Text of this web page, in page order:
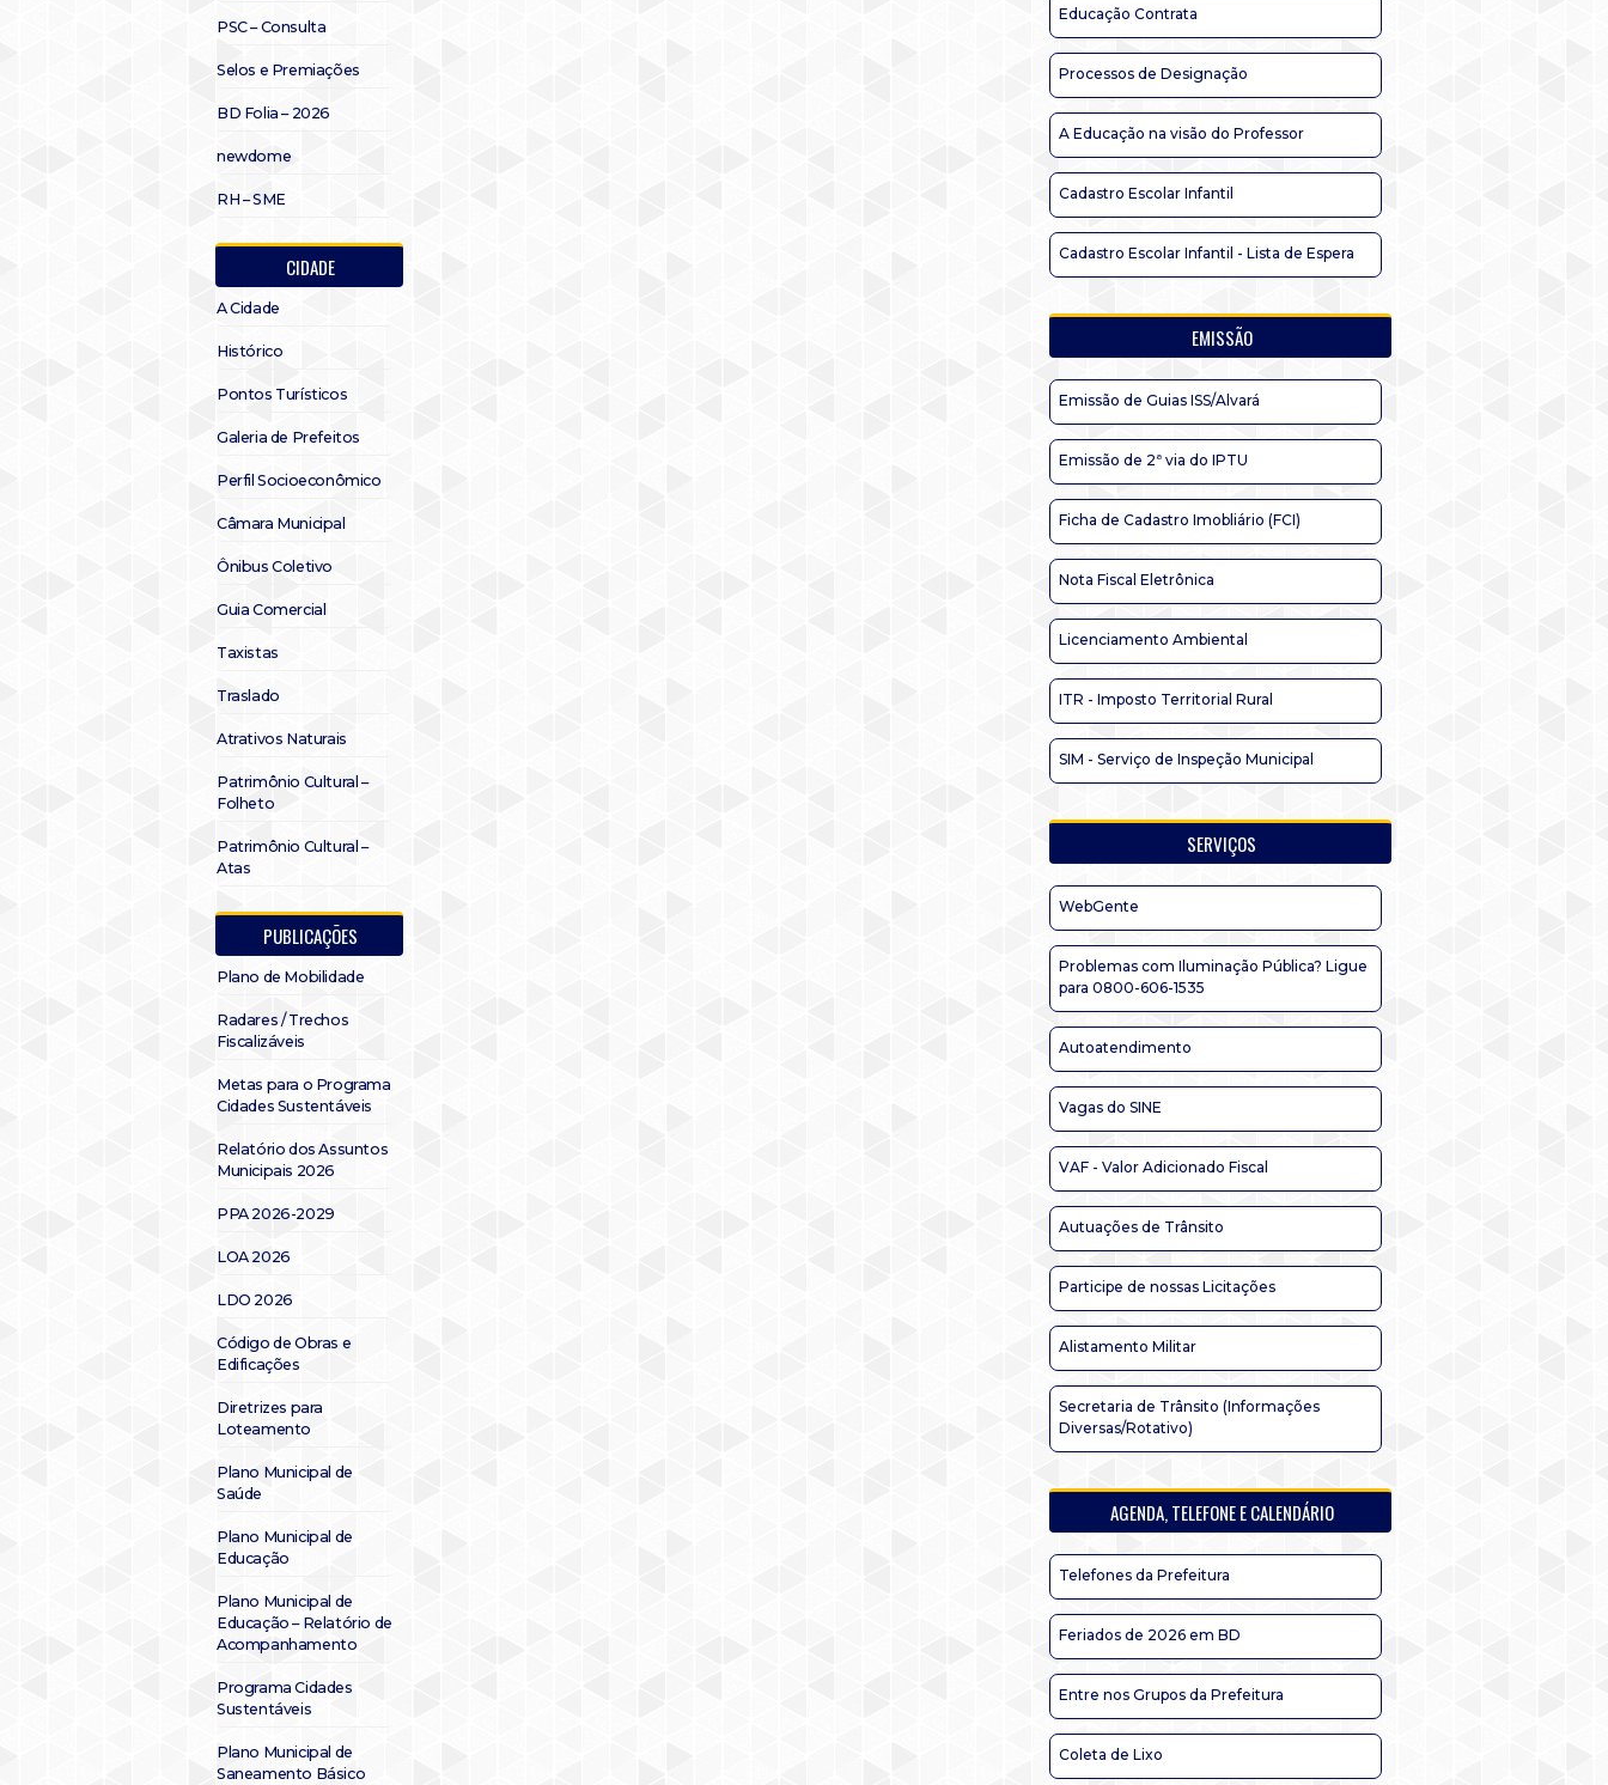
PSC – Consulta
Selos e Premiações
BD Folia – 2026
newdome
RH – SME
CIDADE
A Cidade
Histórico
Pontos Turísticos
Galeria de Prefeitos
Perfil Socioeconômico
Câmara Municipal
Ônibus Coletivo
Guia Comercial
Taxistas
Traslado
Atrativos Naturais
Patrimônio Cultural –
Folheto
Patrimônio Cultural –
Atas
PUBLICAÇÕES
Plano de Mobilidade
Radares / Trechos
Fiscalizáveis
Metas para o Programa
Cidades Sustentáveis
Relatório dos Assuntos
Municipais 2026
PPA 2026-2029
LOA 2026
LDO 2026
Código de Obras e
Edificações
Diretrizes para
Loteamento
Plano Municipal de
Saúde
Plano Municipal de
Educação
Plano Municipal de
Educação – Relatório de
Acompanhamento
Programa Cidades
Sustentáveis
Plano Municipal de
Saneamento Básico
Educação Contrata
Processos de Designação
A Educação na visão do Professor
Cadastro Escolar Infantil
Cadastro Escolar Infantil - Lista de Espera
EMISSÃO
Emissão de Guias ISS/Alvará
Emissão de 2ª via do IPTU
Ficha de Cadastro Imobliário (FCI)
Nota Fiscal Eletrônica
Licenciamento Ambiental
ITR - Imposto Territorial Rural
SIM - Serviço de Inspeção Municipal
SERVIÇOS
WebGente
Problemas com Iluminação Pública? Ligue
para 0800-606-1535
Autoatendimento
Vagas do SINE
VAF - Valor Adicionado Fiscal
Autuações de Trânsito
Participe de nossas Licitações
Alistamento Militar
Secretaria de Trânsito (Informações
Diversas/Rotativo)
AGENDA, TELEFONE E CALENDÁRIO
Telefones da Prefeitura
Feriados de 2026 em BD
Entre nos Grupos da Prefeitura
Coleta de Lixo